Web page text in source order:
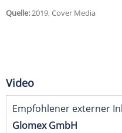
Quelle:2019, Cover Media
Video
Empfohlener externer
Glomex GmbH